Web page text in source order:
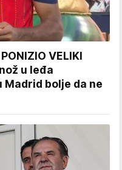
VELIKI
u leđa
Madrid bolje da ne